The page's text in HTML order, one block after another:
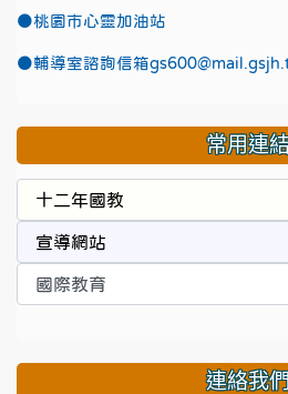
●桃園市心靈加油站
●輔導室諮詢信箱
常用連
連絡我們